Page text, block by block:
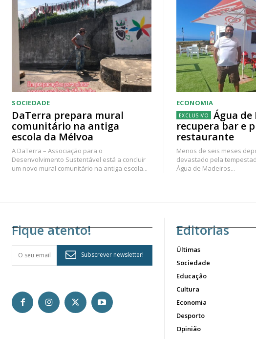
SOCIEDADE
DaTerra prepara mural
comunitário na antiga
escola da Mélvoa
A DaTerra – Associação para o
Desenvolvimento Sustentável está a concluir
um novo mural comunitário na antiga escola...
ECONOMIA
Água de
recupera bar e
restaurante
Menos de seis meses
devastado pela
Água de Madeiros...
Fique atento!
Subscrever newsletter!
Editorias
Últimas
Sociedade
Educação
Cultura
Economia
Desporto
Opinião